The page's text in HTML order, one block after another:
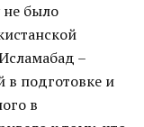
не было
–
в подготовке и
в